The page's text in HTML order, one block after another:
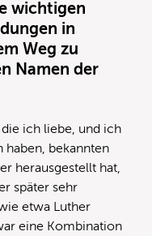
wichtigen
in
Weg zu
Namen der
ich liebe, und ich
bekannten
herausgestellt hat,
später sehr
etwa Luther
eine Kombination